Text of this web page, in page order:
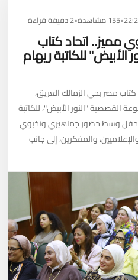
•155 مشاهدة •2 دقيقة قراءة
اتحاد كتاب
للكاتبة ريهام
مصر بحي الزمالك العريق،
القصصية "النور الأبيض"، للكاتبة
وسط حضور جماهيري ونخبوي
والمفكرين، إلى جانب